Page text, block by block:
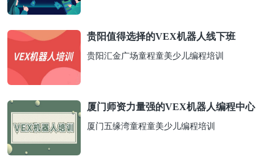
贵阳值得选择的VEX机器人线下班
贵阳汇金广场童程童美少儿编程培训
厦门师资力量强的VEX机器人编程中心
厦门五缘湾童程童美少儿编程培训